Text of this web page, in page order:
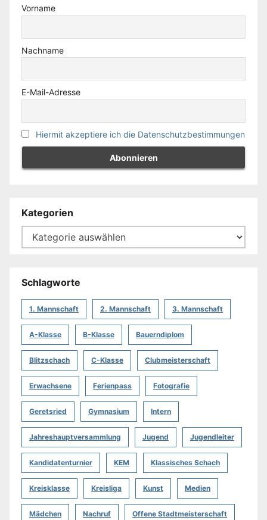
Vorname
Nachname
E-Mail-Adresse
Hiermit akzeptiere ich die Datenschutzbestimmungen
Kategorien
Schlagworte
1. Mannschaft 2. Mannschaft 3. Mannschaft
A-Klasse B-Klasse Bauerndiplom
Blitzschach C-Klasse Clubmeisterschaft
Erwachsene Ferienpass Fotografie
Geretsried Gymnasium Intern
Jahreshauptversammlung Jugend Jugendleiter
Kandidatenturnier KEM Klassisches Schach
Kreisklasse Kreisliga Kunst Medien
Mädchen Nachruf Offene Stadtmeisterschaft